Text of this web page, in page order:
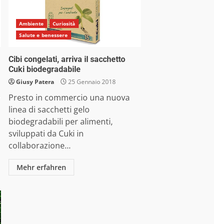
Ambiente
Curiosità
Salute e benessere
Cibi congelati, arriva il sacchetto
Cuki biodegradabile
Giusy Patera 25 Gennaio 2018
Presto in commercio una nuova
linea di sacchetti gelo
biodegradabili per alimenti,
sviluppati da Cuki in
collaborazione...
Mehr erfahren